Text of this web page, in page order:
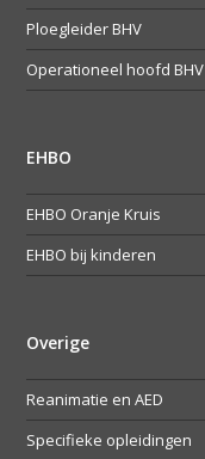
Ploegleider BHV
Operationeel hoofd BHV
EHBO
EHBO Oranje Kruis
EHBO bij kinderen
Overige
Reanimatie en AED
Specifieke opleidingen